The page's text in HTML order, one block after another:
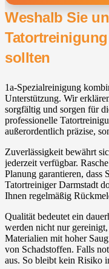
Weshalb Sie
sollten
1a-Spezialreinigung
Unterstützung. Wir
sorgfältig und sorgen für
professionelle
außerordentlich präzise,
Zuverlässigkeit bewährt
jederzeit verfügbar.
Planung garantieren, dass
Tatortreiniger Darmstadt
Ihnen regelmäßig
Qualität bedeutet ein
werden nicht nur
Materialien mit hoher
von Schadstoffen. Falls
aus. So bleibt kein Risiko